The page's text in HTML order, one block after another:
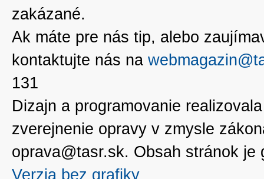
zakázané.
Ak máte pre nás tip, alebo
kontaktujte nás na
131
Dizajn a programovanie
zverejnenie opravy v zmysle
oprava@tasr.sk. Obsah stránok
Verzia bez grafiky